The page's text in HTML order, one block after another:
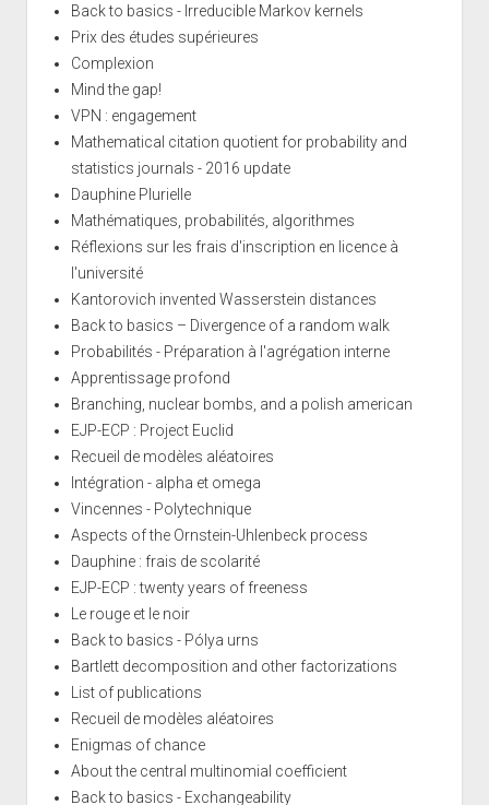
Back to basics - Irreducible Markov kernels
Prix des études supérieures
Complexion
Mind the gap!
VPN : engagement
Mathematical citation quotient for probability and
statistics journals - 2016 update
Dauphine Plurielle
Mathématiques, probabilités, algorithmes
Réflexions sur les frais d'inscription en licence à
l'université
Kantorovich invented Wasserstein distances
Back to basics – Divergence of a random walk
Probabilités - Préparation à l'agrégation interne
Apprentissage profond
Branching, nuclear bombs, and a polish american
EJP-ECP : Project Euclid
Recueil de modèles aléatoires
Intégration - alpha et omega
Vincennes - Polytechnique
Aspects of the Ornstein-Uhlenbeck process
Dauphine : frais de scolarité
EJP-ECP : twenty years of freeness
Le rouge et le noir
Back to basics - Pólya urns
Bartlett decomposition and other factorizations
List of publications
Recueil de modèles aléatoires
Enigmas of chance
About the central multinomial coefficient
Back to basics - Exchangeability